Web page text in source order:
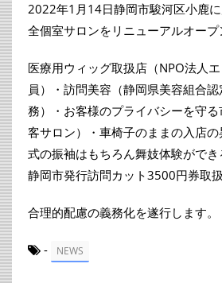
2022年1月14日静岡市駿河区小鹿
全個室サロンをリニューアルオープ
医療用ウィッグ取扱店（NPO法人
員）・訪問美容（静岡県美容組合
務）・お客様のプライバシーを守
客サロン）・車椅子のままの入店
式の振袖はもちろん舞妓体験ができ
静岡市発行訪問カット3500円券取
合理的配慮の義務化を遂行します。
- NEWS